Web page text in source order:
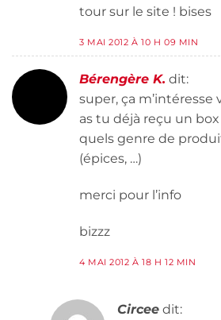
tour sur le site ! bises
3 MAI 2012 À 10 H 09 MIN
Bérengère K. dit:
super, ça m’intéresse
as tu déjà reçu un box
quels genre de
(épices, …)
merci pour l’info
bizzz
4 MAI 2012 À 18 H 12 MIN
Circee dit: